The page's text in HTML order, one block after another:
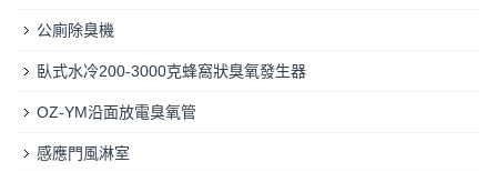
公廁除臭機
臥式水冷200-3000克蜂窩狀臭氧發生器
OZ-YM沿面放電臭氧管
感應門風淋室